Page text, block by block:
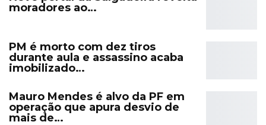
moradores ao…
PM é morto com dez tiros
durante aula e assassino acaba
imobilizado…
Mauro Mendes é alvo da PF em
operação que apura desvio de
mais de…